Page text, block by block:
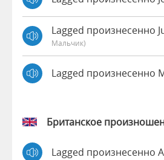
Lagged произнесенно
Мальчик)
Lagged произнесенно
Британское
Lagged произнесенно